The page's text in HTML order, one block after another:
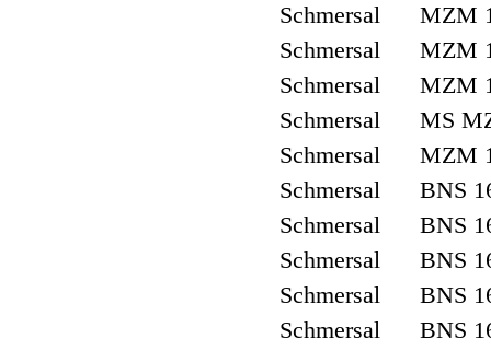
Schmersal MZM
Schmersal MZM
Schmersal MZM
Schmersal MS
Schmersal MZM
Schmersal BNS
Schmersal BNS
Schmersal BNS
Schmersal BNS
Schmersal BNS